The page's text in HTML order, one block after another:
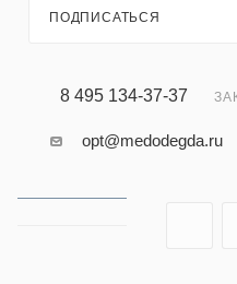
ПОДПИСАТЬСЯ
8 495 134-37-37
opt@medodegda.ru